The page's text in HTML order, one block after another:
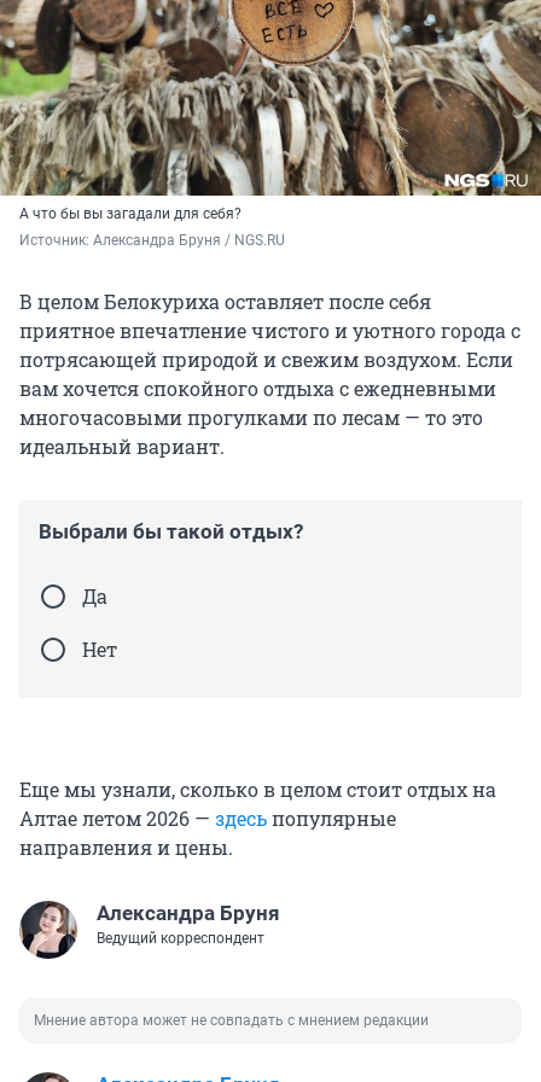
А что бы вы загадали для себя?
Источник: Александра Бруня / NGS.RU
В целом Белокуриха оставляет после себя
приятное впечатление чистого и уютного города с
потрясающей природой и свежим воздухом. Если
вам хочется спокойного отдыха с ежедневными
многочасовыми прогулками по лесам — то это
идеальный вариант.
Выбрали бы такой отдых?
Да
Нет
Еще мы узнали, сколько в целом стоит отдых на
Алтае летом 2026 — здесьпопулярные
направления и цены.
Александра Бруня
Ведущий корреспондент
Мнение автора может не совпадать с мнением редакции